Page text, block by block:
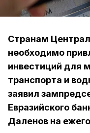
Странам
необходимо
инвестиций для
транспорта и
заявил
Евразийского
Даленов на